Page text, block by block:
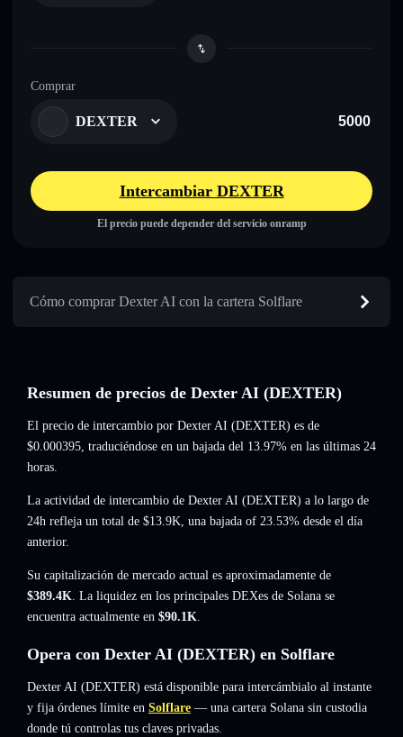
Comprar
DEXTER
Intercambiar DEXTER
El precio puede depender del servicio onramp
Cómo comprar Dexter AI con la cartera Solflare
Resumen de precios de Dexter AI (DEXTER)
El precio de intercambio por Dexter AI (DEXTER) es de
$0.000395, traduciéndose en un bajada del 13.97% en las últimas 24
horas.
La actividad de intercambio de Dexter AI (DEXTER) a lo largo de
24h refleja un total de $13.9K, una bajada of 23.53% desde el día
anterior.
Su capitalización de mercado actual es aproximadamente de
$389.4K. La liquidez en los principales DEXes de Solana se
encuentra actualmente en $90.1K.
Opera con Dexter AI (DEXTER) en Solflare
Dexter AI (DEXTER) está disponible para intercámbialo al instante
y fija órdenes límite en Solflare — una cartera Solana sin custodia
donde tú controlas tus claves privadas.